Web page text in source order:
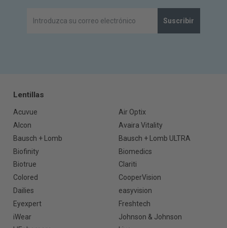
Suscribir
Lentillas
Acuvue
Air Optix
Alcon
Avaira Vitality
Bausch + Lomb
Bausch + Lomb ULTRA
Biofinity
Biomedics
Biotrue
Clariti
Colored
CooperVision
Dailies
easyvision
Eyexpert
Freshtech
iWear
Johnson & Johnson